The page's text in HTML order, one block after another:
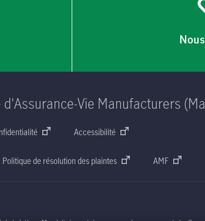
Vie Manufacturers
Accessibilité
Politique de résolution des plaintes AMF